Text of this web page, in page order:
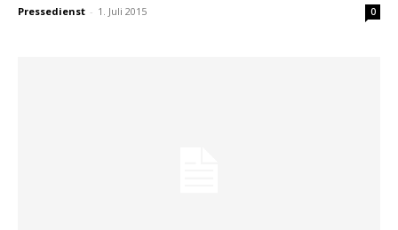
Pressedienst - 1. Juli 2015 0